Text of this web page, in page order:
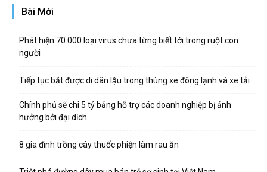
Bài Mới
Phát hiện 70.000 loại virus chưa từng biết tới trong ruột con
người
Tiếp tục bắt được di dân lậu trong thùng xe đông lạnh và xe tải
Chính phủ sẽ chi 5 tỷ bảng hỗ trợ các doanh nghiệp bị ảnh
hưởng bởi đại dịch
8 gia đình trồng cây thuốc phiện làm rau ăn